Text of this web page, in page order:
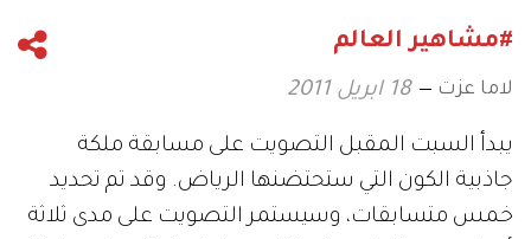
#مشاهير العالم
لاما عزت 18 ابريل 2011
يبدأ السبت المقبل التصويت على مسابقة ملكة
جاذبية الكون التي ستحتضنها الرياض. وقد تم تحديد
خمس متسابقات، وسيستمر التصويت على مدى ثلاثة